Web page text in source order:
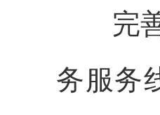
完善
务服务